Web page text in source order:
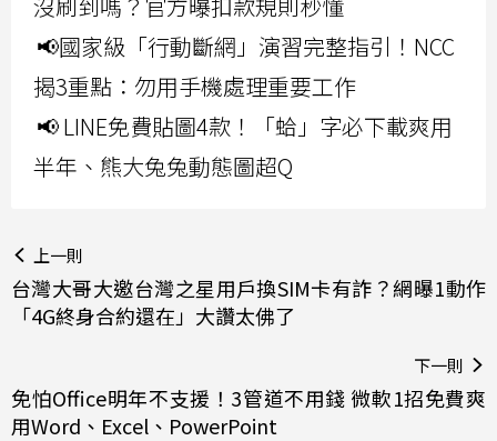
📢國家級「行動斷網」演習完整指引！NCC
揭3重點：勿用手機處理重要工作
📢 LINE免費貼圖4款！「蛤」字必下載爽用
半年、熊大兔兔動態圖超Q
上一則
台灣大哥大邀台灣之星用戶換SIM卡有詐？網曝1動作
「4G終身合約還在」大讚太佛了
下一則
免怕Office明年不支援！3管道不用錢 微軟1招免費爽
用Word、Excel、PowerPoint